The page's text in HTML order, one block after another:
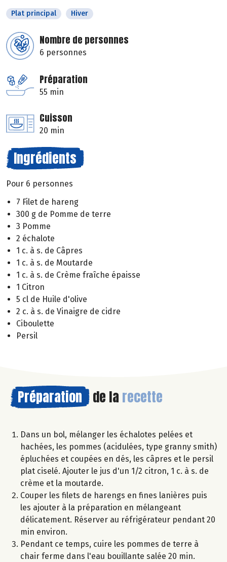
Plat principal Hiver
Nombre de personnes
6 personnes
Préparation
55 min
Cuisson
20 min
Ingrédients
Pour 6 personnes
7 Filet de hareng
300 g de Pomme de terre
3 Pomme
2 échalote
1 c. à s. de Câpres
1 c. à s. de Moutarde
1 c. à s. de Crème fraîche épaisse
1 Citron
5 cl de Huile d'olive
2 c. à s. de Vinaigre de cidre
Ciboulette
Persil
Préparation de la recette
Dans un bol, mélanger les échalotes pelées et
hachées, les pommes (acidulées, type granny smith)
épluchées et coupées en dés, les câpres et le persil
plat ciselé. Ajouter le jus d'un 1/2 citron, 1 c. à s. de
crème et la moutarde.
Couper les filets de harengs en fines lanières puis
les ajouter à la préparation en mélangeant
délicatement. Réserver au réfrigérateur pendant 20
min environ.
Pendant ce temps, cuire les pommes de terre à
chair ferme dans l'eau bouillante salée 20 min.